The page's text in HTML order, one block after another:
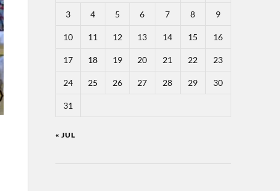
3 4 5 6 7 8 9
10 11 12 13 14 15 16
17 18 19 20 21 22 23
24 25 26 27 28 29 30
31
« JUL